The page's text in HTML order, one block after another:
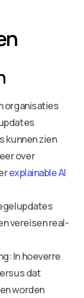
organisaties
kunnen zien
over
explainable AI
vereisen real-
In hoeverre
dat
worden